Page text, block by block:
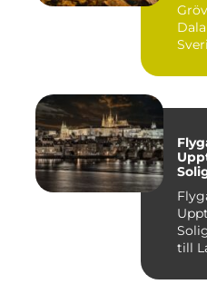
Soliga Ö